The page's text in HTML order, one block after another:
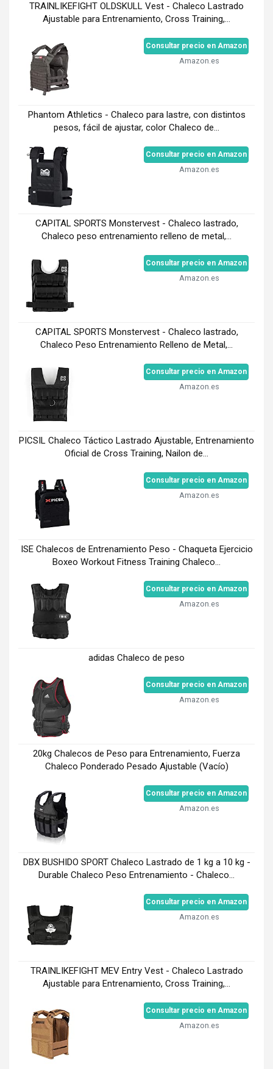
TRAINLIKEFIGHT OLDSKULL Vest - Chaleco Lastrado
Ajustable para Entrenamiento, Cross Training,...
Consultar precio en Amazon
Amazon.es
Phantom Athletics - Chaleco para lastre, con distintos
pesos, fácil de ajustar, color Chaleco de...
Consultar precio en Amazon
Amazon.es
CAPITAL SPORTS Monstervest - Chaleco lastrado,
Chaleco peso entrenamiento relleno de metal,...
Consultar precio en Amazon
Amazon.es
CAPITAL SPORTS Monstervest - Chaleco lastrado,
Chaleco Peso Entrenamiento Relleno de Metal,...
Consultar precio en Amazon
Amazon.es
PICSIL Chaleco Táctico Lastrado Ajustable, Entrenamiento
Oficial de Cross Training, Nailon de...
Consultar precio en Amazon
Amazon.es
ISE Chalecos de Entrenamiento Peso - Chaqueta Ejercicio
Boxeo Workout Fitness Training Chaleco...
Consultar precio en Amazon
Amazon.es
adidas Chaleco de peso
Consultar precio en Amazon
Amazon.es
20kg Chalecos de Peso para Entrenamiento, ​Fuerza
Chaleco Ponderado Pesado Ajustable (Vacío)
Consultar precio en Amazon
Amazon.es
DBX BUSHIDO SPORT Chaleco Lastrado de 1 kg a 10 kg -
Durable Chaleco Peso Entrenamiento - Chaleco...
Consultar precio en Amazon
Amazon.es
TRAINLIKEFIGHT MEV Entry Vest - Chaleco Lastrado
Ajustable para Entrenamiento, Cross Training,...
Consultar precio en Amazon
Amazon.es